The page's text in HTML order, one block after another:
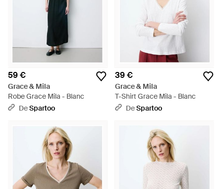
59 €
Grace & Mila
Robe Grace Mila - Blanc
DeSpartoo
39 €
Grace & Mila
T-Shirt Grace Mila - Blanc
DeSpartoo